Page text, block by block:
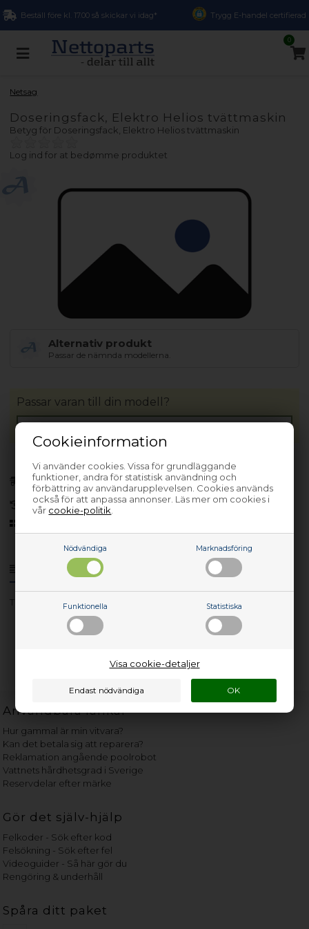
Cookieinformation
Vi använder cookies. Vissa för grundläggande
funktioner, andra för statistisk användning och
förbättring av användarupplevelsen. Cookies används
också för att anpassa annonser. Läs mer om cookies i
vår cookie-politik
Nödvändiga Marknadsföring
Funktionella Statistiska
Visa cookie-detaljer
Beställ före kl. 17.00 så skickar vi idag* Trygg E-handel certifierad
0
Netsag
Doseringsfack, Elektro Helios tvättmaskin
Betyg för Doseringsfack, Elektro Helios tvättmaskin
Log ind for at bedømme produktet
Alternativ produkt
Passar de nämnda modellerna.
Produktinfo
TF1280E - 91490620202
Förhandsbeställa
(Lev. 3-5 arbetsdagar.Läs mer)
30 dagars returrätt
Passar varan till din modell?
Användbara länkar
Hur gammal är min vitvara?
Kan det betala sig att reparera?
Reklamation angående poolrobot
Vattnets hårdhetsgrad i Sverige
Reservdelar efter märke
Gör det själv-hjälp
Felkoder - Sök efter kod
Felsökning - Sök efter fel
Videoguider - Så här gör du
Rengöring & underhåll
Spåra ditt paket